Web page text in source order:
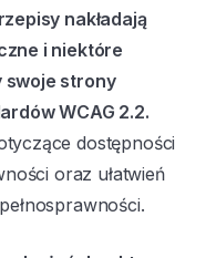
nakładają
i niektóre
swoje strony
WCAG 2.2.
dostępności
oraz ułatwień